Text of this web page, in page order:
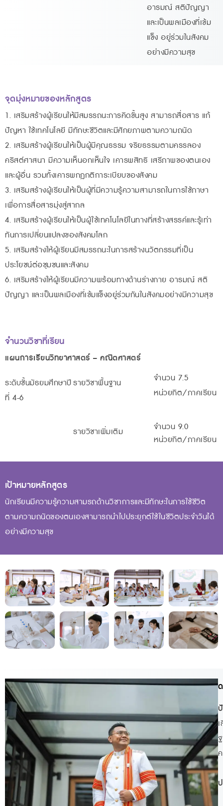
อารมณ์ สติปัญญา
และเป็นพลเมืองที่เข้ม
แข็ง อยู่ร่วมในสังคม
อย่างมีความสุข
จุดมุ่งหมายของหลักสูตร
1. เสริมสร้างผู้เรียนให้มีสมรรถนะการคิดขั้นสูง สามารถสื่อสาร แก้
ปัญหา ใช้เทคโนโลยี มีทักษะชีวิตและมีศักยภาพตามความถนัด
2. เสริมสร้างผู้เรียนให้เป็นผู้มีคุณธรรม จริยธรรมตามครรลอง
คริสต์ศาสนา มีความเห็นอกเห็นใจ เคารพสิทธิ เสรีภาพของตนเอง
และผู้อื่น รวมทั้งเคารพกฎกติการะเบียบของสังคม
3. เสริมสร้างผู้เรียนให้เป็นผู้ที่มีความรู้ความสามารถในการใช้ภาษา
เพื่อการสื่อสารมุ่งสู่สากล
4. เสริมสร้างผู้เรียนให้เป็นผู้ใช้เทคโนโลยีในทางที่สร้างสรรค์และรู้เท่า
ทันการเปลี่ยนแปลงของสังคมโลก
5. เสริมสร้างให้ผู้เรียนมีสมรรถนะในการสร้างนวัตกรรมที่เป็น
ประโยชน์ต่อชุมชนและสังคม
6. เสริมสร้างให้ผู้เรียนมีความพร้อมทางด้านร่างกาย อารมณ์ สติ
ปัญญา และเป็นพลเมืองที่เข้มแข็งอยู่ร่วมกันในสังคมอย่างมีความสุข
จำนวนวิชาที่เรียน
แผนการเรียนวิทยาศาสตร์ – คณิตศาสตร์
ระดับชั้นมัธยมศึกษาปี
ที่ 4-6
รายวิชาพื้นฐาน
จำนวน 7.5
หน่วยกิต/ภาคเรียน
รายวิชาเพิ่มเติม
จำนวน 9.0
หน่วยกิต/ภาคเรียน
เป้าหมายหลักสูตร
นักเรียนมีความรู้ความสามรถด้านวิชาการและมีทักษะในการใช้ชีวิต
ตามความถนัดของตนเองสามารถนำไปประยุกต์ใช้ในชีวิตประจำวันได้
อย่างมีความสุข
ที่
ป
รึ
ก
ษ
า